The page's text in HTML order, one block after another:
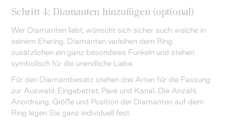
Schritt 4: Diamanten hinzufügen (optional)
Wer Diamanten liebt, wünscht sich sicher auch welche in
seinem Ehering. Diamanten verleihen dem Ring
zusätzlichen ein ganz besonderes Funkeln und stehen
symbolisch für die unendliche Liebe.
Für den Diamantbesatz stehen drei Arten für die Fassung
zur Auswahl: Eingebettet, Pavé und Kanal. Die Anzahl,
Anordnung, Größe und Position der Diamanten auf dem
Ring legen Sie ganz individuell fest.